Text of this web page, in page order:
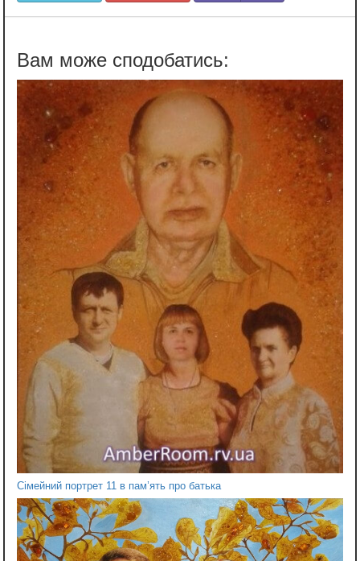
Сімейний портрет 11 в пам’ять про батька